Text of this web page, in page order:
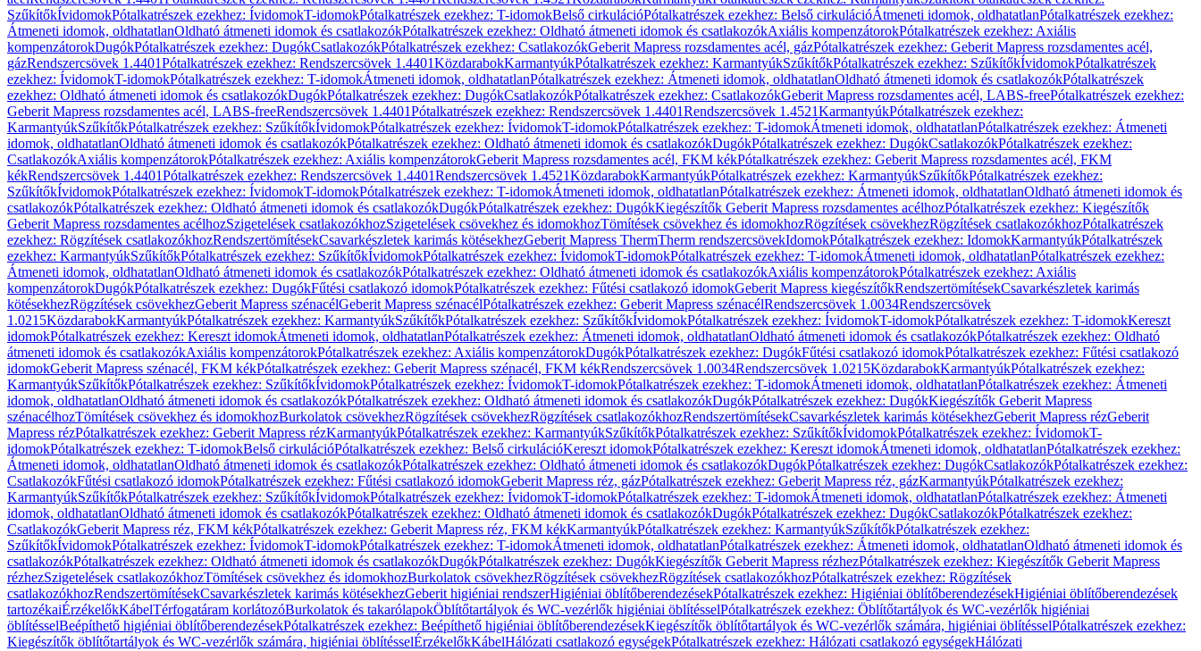
SzűkítőkÍvidomokPótalkatrészek ezekhez: ÍvidomokT-idomokPótalkatrészek ezekhez: T-idomokBelső cirkulációPótalkatrészek ezekhez: Belső cirkulációÁtmeneti idomok, oldhatatlanPótalkatrészek ezekhez:
Átmeneti idomok, oldhatatlanOldható átmeneti idomok és csatlakozókPótalkatrészek ezekhez: Oldható átmeneti idomok és csatlakozókAxiális kompenzátorokPótalkatrészek ezekhez: Axiális
kompenzátorokDugókPótalkatrészek ezekhez: DugókCsatlakozókPótalkatrészek ezekhez: CsatlakozókGeberit Mapress rozsdamentes acél, gázPótalkatrészek ezekhez: Geberit Mapress rozsdamentes acél,
gázRendszercsövek 1.4401Pótalkatrészek ezekhez: Rendszercsövek 1.4401KözdarabokKarmantyúkPótalkatrészek ezekhez: KarmantyúkSzűkítőkPótalkatrészek ezekhez: SzűkítőkÍvidomokPótalkatrészek
ezekhez: ÍvidomokT-idomokPótalkatrészek ezekhez: T-idomokÁtmeneti idomok, oldhatatlanPótalkatrészek ezekhez: Átmeneti idomok, oldhatatlanOldható átmeneti idomok és csatlakozókPótalkatrészek
ezekhez: Oldható átmeneti idomok és csatlakozókDugókPótalkatrészek ezekhez: DugókCsatlakozókPótalkatrészek ezekhez: CsatlakozókGeberit Mapress rozsdamentes acél, LABS-freePótalkatrészek ezekhez:
Geberit Mapress rozsdamentes acél, LABS-freeRendszercsövek 1.4401Pótalkatrészek ezekhez: Rendszercsövek 1.4401Rendszercsövek 1.4521KarmantyúkPótalkatrészek ezekhez:
KarmantyúkSzűkítőkPótalkatrészek ezekhez: SzűkítőkÍvidomokPótalkatrészek ezekhez: ÍvidomokT-idomokPótalkatrészek ezekhez: T-idomokÁtmeneti idomok, oldhatatlanPótalkatrészek ezekhez: Átmeneti
idomok, oldhatatlanOldható átmeneti idomok és csatlakozókPótalkatrészek ezekhez: Oldható átmeneti idomok és csatlakozókDugókPótalkatrészek ezekhez: DugókCsatlakozókPótalkatrészek ezekhez:
CsatlakozókAxiális kompenzátorokPótalkatrészek ezekhez: Axiális kompenzátorokGeberit Mapress rozsdamentes acél, FKM kékPótalkatrészek ezekhez: Geberit Mapress rozsdamentes acél, FKM
kékRendszercsövek 1.4401Pótalkatrészek ezekhez: Rendszercsövek 1.4401Rendszercsövek 1.4521KözdarabokKarmantyúkPótalkatrészek ezekhez: KarmantyúkSzűkítőkPótalkatrészek ezekhez:
SzűkítőkÍvidomokPótalkatrészek ezekhez: ÍvidomokT-idomokPótalkatrészek ezekhez: T-idomokÁtmeneti idomok, oldhatatlanPótalkatrészek ezekhez: Átmeneti idomok, oldhatatlanOldható átmeneti idomok és
csatlakozókPótalkatrészek ezekhez: Oldható átmeneti idomok és csatlakozókDugókPótalkatrészek ezekhez: DugókKiegészítők Geberit Mapress rozsdamentes acélhozPótalkatrészek ezekhez: Kiegészítők
Geberit Mapress rozsdamentes acélhozSzigetelések csatlakozókhozSzigetelések csövekhez és idomokhozTömítések csövekhez és idomokhozRögzítések csövekhezRögzítések csatlakozókhozPótalkatrészek
ezekhez: Rögzítések csatlakozókhozRendszertömítésekCsavarkészletek karimás kötésekhezGeberit Mapress ThermTherm rendszercsövekIdomokPótalkatrészek ezekhez: IdomokKarmantyúkPótalkatrészek
ezekhez: KarmantyúkSzűkítőkPótalkatrészek ezekhez: SzűkítőkÍvidomokPótalkatrészek ezekhez: ÍvidomokT-idomokPótalkatrészek ezekhez: T-idomokÁtmeneti idomok, oldhatatlanPótalkatrészek ezekhez:
Átmeneti idomok, oldhatatlanOldható átmeneti idomok és csatlakozókPótalkatrészek ezekhez: Oldható átmeneti idomok és csatlakozókAxiális kompenzátorokPótalkatrészek ezekhez: Axiális
kompenzátorokDugókPótalkatrészek ezekhez: DugókFűtési csatlakozó idomokPótalkatrészek ezekhez: Fűtési csatlakozó idomokGeberit Mapress kiegészítőkRendszertömítésekCsavarkészletek karimás
kötésekhezRögzítések csövekhezGeberit Mapress szénacélGeberit Mapress szénacélPótalkatrészek ezekhez: Geberit Mapress szénacélRendszercsövek 1.0034Rendszercsövek
1.0215KözdarabokKarmantyúkPótalkatrészek ezekhez: KarmantyúkSzűkítőkPótalkatrészek ezekhez: SzűkítőkÍvidomokPótalkatrészek ezekhez: ÍvidomokT-idomokPótalkatrészek ezekhez: T-idomokKereszt
idomokPótalkatrészek ezekhez: Kereszt idomokÁtmeneti idomok, oldhatatlanPótalkatrészek ezekhez: Átmeneti idomok, oldhatatlanOldható átmeneti idomok és csatlakozókPótalkatrészek ezekhez: Oldható
átmeneti idomok és csatlakozókAxiális kompenzátorokPótalkatrészek ezekhez: Axiális kompenzátorokDugókPótalkatrészek ezekhez: DugókFűtési csatlakozó idomokPótalkatrészek ezekhez: Fűtési csatlakozó
idomokGeberit Mapress szénacél, FKM kékPótalkatrészek ezekhez: Geberit Mapress szénacél, FKM kékRendszercsövek 1.0034Rendszercsövek 1.0215KözdarabokKarmantyúkPótalkatrészek ezekhez:
KarmantyúkSzűkítőkPótalkatrészek ezekhez: SzűkítőkÍvidomokPótalkatrészek ezekhez: ÍvidomokT-idomokPótalkatrészek ezekhez: T-idomokÁtmeneti idomok, oldhatatlanPótalkatrészek ezekhez: Átmeneti
idomok, oldhatatlanOldható átmeneti idomok és csatlakozókPótalkatrészek ezekhez: Oldható átmeneti idomok és csatlakozókDugókPótalkatrészek ezekhez: DugókKiegészítők Geberit Mapress
szénacélhozTömítések csövekhez és idomokhozBurkolatok csövekhezRögzítések csövekhezRögzítések csatlakozókhozRendszertömítésekCsavarkészletek karimás kötésekhezGeberit Mapress rézGeberit
Mapress rézPótalkatrészek ezekhez: Geberit Mapress rézKarmantyúkPótalkatrészek ezekhez: KarmantyúkSzűkítőkPótalkatrészek ezekhez: SzűkítőkÍvidomokPótalkatrészek ezekhez: ÍvidomokT-
idomokPótalkatrészek ezekhez: T-idomokBelső cirkulációPótalkatrészek ezekhez: Belső cirkulációKereszt idomokPótalkatrészek ezekhez: Kereszt idomokÁtmeneti idomok, oldhatatlanPótalkatrészek ezekhez:
Átmeneti idomok, oldhatatlanOldható átmeneti idomok és csatlakozókPótalkatrészek ezekhez: Oldható átmeneti idomok és csatlakozókDugókPótalkatrészek ezekhez: DugókCsatlakozókPótalkatrészek ezekhez:
CsatlakozókFűtési csatlakozó idomokPótalkatrészek ezekhez: Fűtési csatlakozó idomokGeberit Mapress réz, gázPótalkatrészek ezekhez: Geberit Mapress réz, gázKarmantyúkPótalkatrészek ezekhez:
KarmantyúkSzűkítőkPótalkatrészek ezekhez: SzűkítőkÍvidomokPótalkatrészek ezekhez: ÍvidomokT-idomokPótalkatrészek ezekhez: T-idomokÁtmeneti idomok, oldhatatlanPótalkatrészek ezekhez: Átmeneti
idomok, oldhatatlanOldható átmeneti idomok és csatlakozókPótalkatrészek ezekhez: Oldható átmeneti idomok és csatlakozókDugókPótalkatrészek ezekhez: DugókCsatlakozókPótalkatrészek ezekhez:
CsatlakozókGeberit Mapress réz, FKM kékPótalkatrészek ezekhez: Geberit Mapress réz, FKM kékKarmantyúkPótalkatrészek ezekhez: KarmantyúkSzűkítőkPótalkatrészek ezekhez:
SzűkítőkÍvidomokPótalkatrészek ezekhez: ÍvidomokT-idomokPótalkatrészek ezekhez: T-idomokÁtmeneti idomok, oldhatatlanPótalkatrészek ezekhez: Átmeneti idomok, oldhatatlanOldható átmeneti idomok és
csatlakozókPótalkatrészek ezekhez: Oldható átmeneti idomok és csatlakozókDugókPótalkatrészek ezekhez: DugókKiegészítők Geberit Mapress rézhezPótalkatrészek ezekhez: Kiegészítők Geberit Mapress
rézhezSzigetelések csatlakozókhozTömítések csövekhez és idomokhozBurkolatok csövekhezRögzítések csövekhezRögzítések csatlakozókhozPótalkatrészek ezekhez: Rögzítések
csatlakozókhozRendszertömítésekCsavarkészletek karimás kötésekhezGeberit higiéniai rendszerHigiéniai öblítőberendezésekPótalkatrészek ezekhez: Higiéniai öblítőberendezésekHigiéniai öblítőberendezések
tartozékaiÉrzékelőkKábelTérfogatáram korlátozóBurkolatok és takarólapokÖblítőtartályok és WC-vezérlők higiéniai öblítésselPótalkatrészek ezekhez: Öblítőtartályok és WC-vezérlők higiéniai
öblítésselBeépíthető higiéniai öblítőberendezésekPótalkatrészek ezekhez: Beépíthető higiéniai öblítőberendezésekKiegészítők öblítőtartályok és WC-vezérlők számára, higiéniai öblítésselPótalkatrészek ezekhez:
Kiegészítők öblítőtartályok és WC-vezérlők számára, higiéniai öblítésselÉrzékelőkKábelHálózati csatlakozó egységekPótalkatrészek ezekhez: Hálózati csatlakozó egységekHálózati